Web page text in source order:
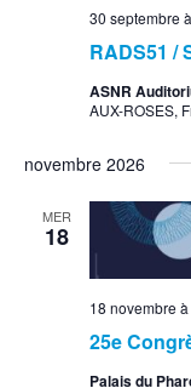
RADS51 /
30 septembre
ASNR
AUX-ROSES,
novembre 2026
MER
18
25e
18 novembre
Palais du